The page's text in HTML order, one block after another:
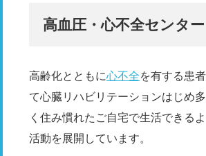
高血圧・心不全センター
高齢化とともに心不全を有する患
て心臓リハビリテーションはじめ
く住み慣れたご自宅で生活できる
活動を展開しています。